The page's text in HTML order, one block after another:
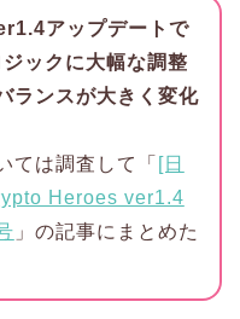
アップデートで
ックに大幅な調整
ランスが大きく変化
ては調査して「 [日
Heroes ver1.4
」の記事にまとめた